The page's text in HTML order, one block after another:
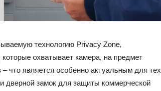
технологию Privacy Zone,
охватывает камера, на предмет
что является особенно актуальным для тех
дверной замок для защиты коммерческой